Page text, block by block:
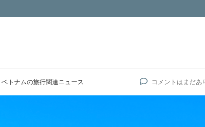
ベトナムの旅行関連ニュース コメントはまだあ